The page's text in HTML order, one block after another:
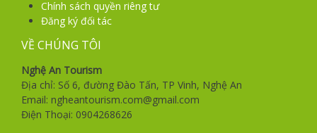
Chính sách quyền riêng tư
Đăng ký đối tác
VỀ CHÚNG TÔI
Nghệ An Tourism
Địa chỉ: Số 6, đường Đào Tấn, TP Vinh, Nghệ An
Email: ngheantourism.com@gmail.com
Điện Thoại: 0904268626